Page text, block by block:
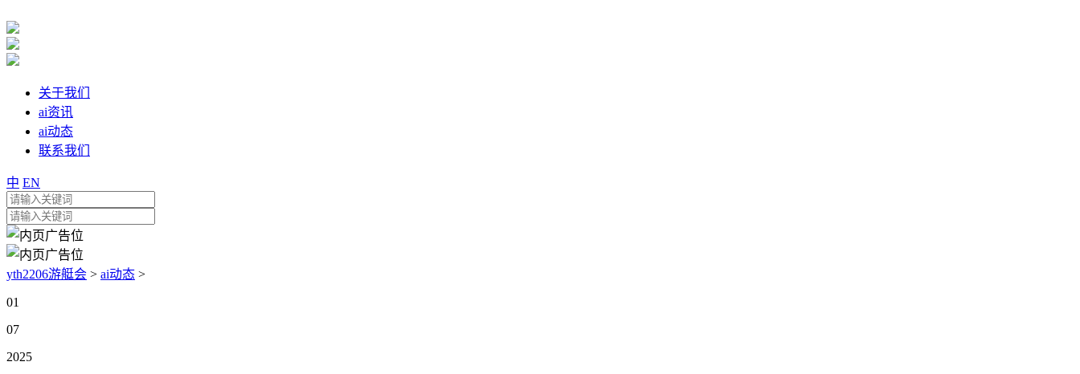
关于我们
ai资讯
ai动态
联系我们
中 EN
yth2206游艇会 > ai动态 >
01
07
2025